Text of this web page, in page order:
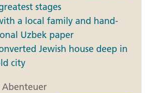
stages
a local family and hand-
Uzbek paper
Jewish house deep in
city